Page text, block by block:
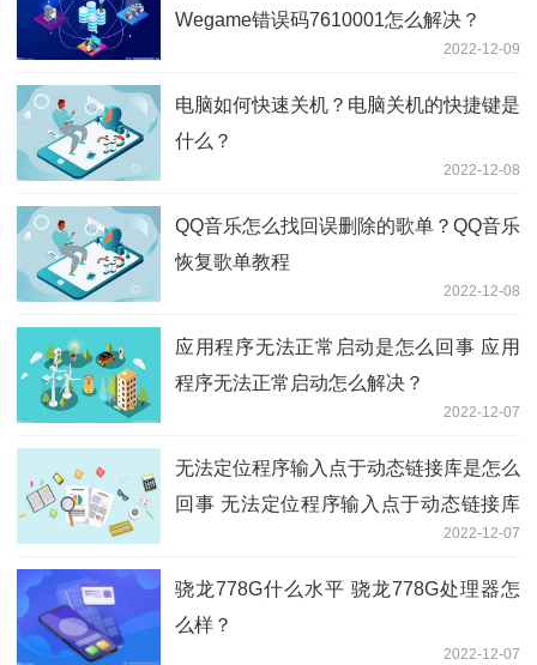
Wegame错误码7610001怎么解决？
2022-12-09
电脑如何快速关机？电脑关机的快捷键是
什么？
2022-12-08
QQ音乐怎么找回误删除的歌单？QQ音乐
恢复歌单教程
2022-12-08
应用程序无法正常启动是怎么回事 应用
程序无法正常启动怎么解决？
2022-12-07
无法定位程序输入点于动态链接库是怎么
回事 无法定位程序输入点于动态链接库
2022-12-07
骁龙778G什么水平 骁龙778G处理器怎
么样？
2022-12-07